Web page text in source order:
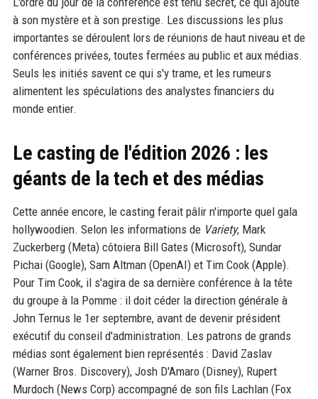
à son mystère et à son prestige. Les discussions les plus
importantes se déroulent lors de réunions de haut niveau et de
conférences privées, toutes fermées au public et aux médias.
Seuls les initiés savent ce qui s'y trame, et les rumeurs
alimentent les spéculations des analystes financiers du
monde entier.
Le casting de l'édition 2026 : les
géants de la tech et des médias
Cette année encore, le casting ferait pâlir n'importe quel gala
hollywoodien. Selon les informations de Variety, Mark
Zuckerberg (Meta) côtoiera Bill Gates (Microsoft), Sundar
Pichai (Google), Sam Altman (OpenAI) et Tim Cook (Apple).
Pour Tim Cook, il s'agira de sa dernière conférence à la tête
du groupe à la Pomme : il doit céder la direction générale à
John Ternus le 1er septembre, avant de devenir président
exécutif du conseil d'administration. Les patrons de grands
médias sont également bien représentés : David Zaslav
(Warner Bros. Discovery), Josh D'Amaro (Disney), Rupert
Murdoch (News Corp) accompagné de son fils Lachlan (Fox